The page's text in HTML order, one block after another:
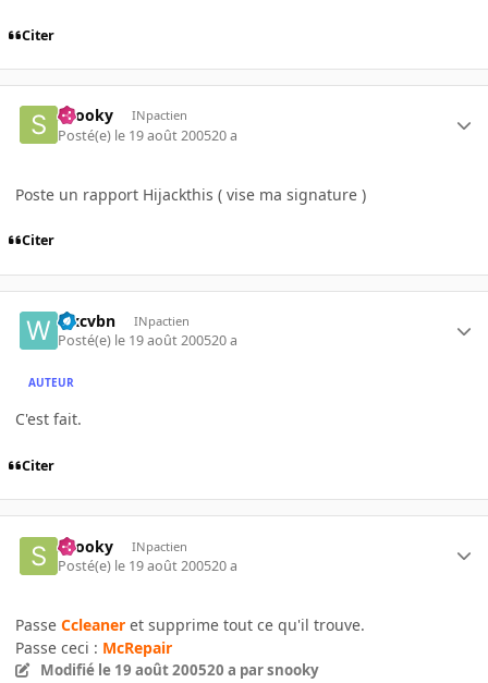
Citer
snooky INpactien
Posté(e) le 19 août 200520 a
Poste un rapport Hijackthis ( vise ma signature )
Citer
wxcvbn INpactien
Posté(e) le 19 août 200520 a
AUTEUR
C'est fait.
Citer
snooky INpactien
Posté(e) le 19 août 200520 a
Passe Ccleaner et supprime tout ce qu'il trouve.
Passe ceci : McRepair
Modifié le 19 août 200520 a par snooky